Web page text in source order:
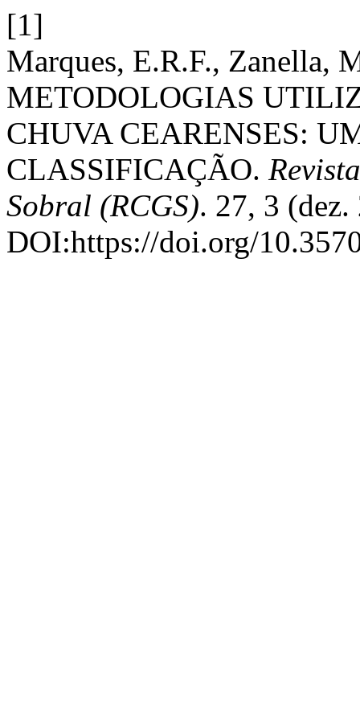
[1]
Marques, E.R.F., Zanella,
METODOLOGIAS
CHUVA CEARENSES:
CLASSIFICAÇÃO.
Sobral (RCGS). 27, 3
DOI:https://doi.org/